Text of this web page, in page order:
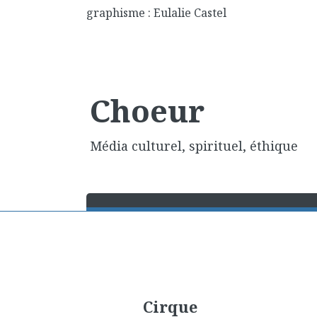
graphisme : Eulalie Castel
Choeur
Média culturel, spirituel, éthique
Cirque